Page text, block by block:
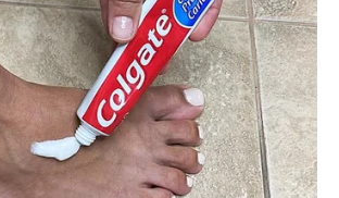
brzo.
dolazi u susret